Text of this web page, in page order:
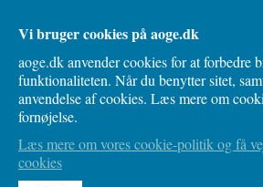
Vi bruger cookies på aoge.dk
aoge.dk anvender cookies for at forbedre
funktionaliteten. Når du benytter sitet,
anvendelse af cookies. Læs mere om
fornøjelse.
Læs mere om vores cookie-politik og få
cookies